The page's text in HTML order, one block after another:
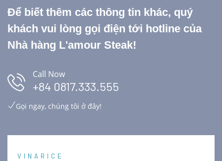
Để biết thêm các thông tin khác, quý
khách vui lòng gọi điện tới hotline của
Nhà hàng L'amour Steak!
Call Now
+84 0817.333.555
Gọi ngay, chúng tôi ở đây!
VINARICE